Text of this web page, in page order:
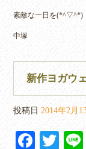
素敵な一日を(*^▽^*)
中塚
新作ヨガウ
投稿日 2014年2月
Fa T